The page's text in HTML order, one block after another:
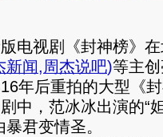
视剧《封神榜》在
新闻,周杰说吧)等主
年后重拍的大型《
中，范冰冰出演的“
君变情圣。